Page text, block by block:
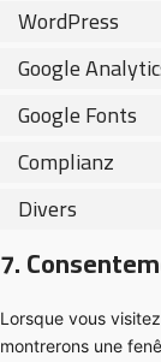
WordPress
Google
Google Fonts
Complianz
Divers
7.
Lorsque vous
montrerons une